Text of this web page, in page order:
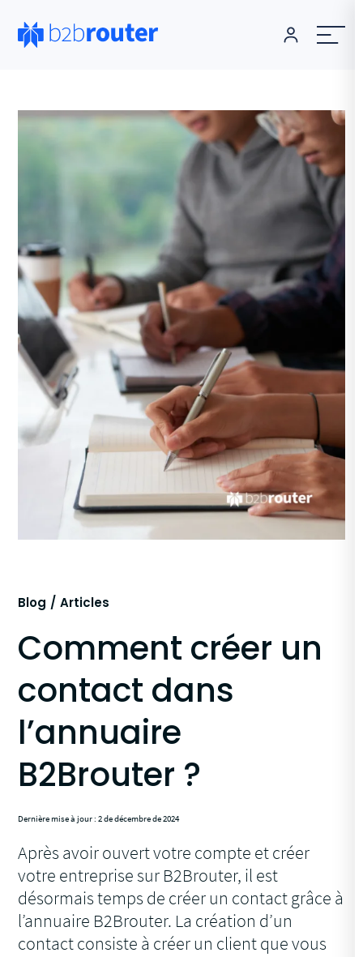
Blog Articles
Comment créer un
contact dans
l’annuaire
B2Brouter ?
Dernière mise à jour : 2 de décembre de 2024
Après avoir ouvert votre compte et créer
votre entreprise sur B2Brouter, il est
désormais temps de créer un contact grâce à
l’annuaire B2Brouter. La création d’un
contact consiste à créer un client que vous